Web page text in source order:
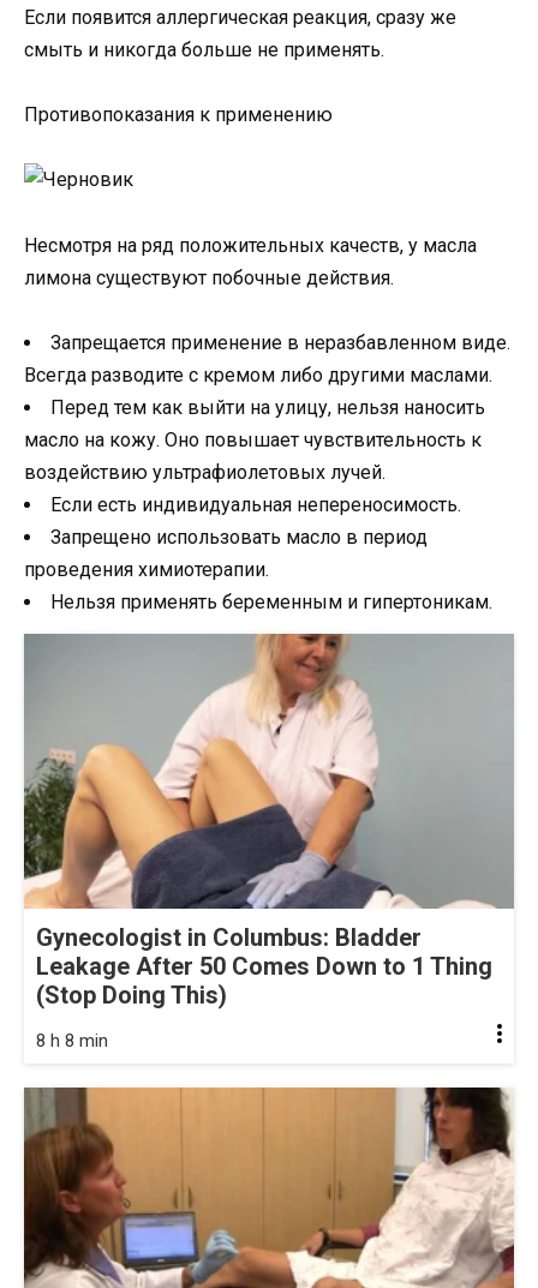
Если появится аллергическая реакция, сразу же
смыть и никогда больше не применять.
Противопоказания к применению
Несмотря на ряд положительных качеств, у масла
лимона существуют побочные действия.
Запрещается применение в неразбавленном виде.
Всегда разводите с кремом либо другими маслами.
Перед тем как выйти на улицу, нельзя наносить
масло на кожу. Оно повышает чувствительность к
воздействию ультрафиолетовых лучей.
Если есть индивидуальная непереносимость.
Запрещено использовать масло в период
проведения химиотерапии.
Нельзя применять беременным и гипертоникам.
Gynecologist in Columbus: Bladder
Leakage After 50 Comes Down to 1 Thing
(Stop Doing This)
8 h 8 min